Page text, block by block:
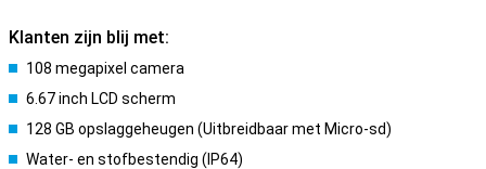
Klanten zijn blij met:
108 megapixel camera
6.67 inch LCD scherm
128 GB opslaggeheugen (Uitbreidbaar met Micro-sd)
Water- en stofbestendig (IP64)